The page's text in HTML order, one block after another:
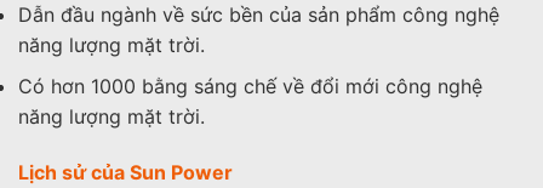
Dẫn đầu ngành về sức bền của sản phẩm công nghệ
năng lượng mặt trời.
Có hơn 1000 bằng sáng chế về đổi mới công nghệ
năng lượng mặt trời.
Lịch sử của Sun Power